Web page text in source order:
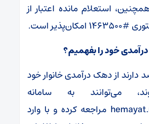
استعلام مانده اعتبار از
است.
خود را بفهمیم؟
دارند از دهک درآمدی خانوار خود
می‌توانند به سامانه
hemayat.mcls.gov.ir مراجعه کرده و با وارد